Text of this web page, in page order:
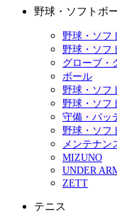
野球・ソフトボ
野球・ソフ
野球・ソフ
グローブ・
ボール
野球・ソフ
野球・ソフ
守備・バッ
野球・ソフ
メンテナン
MIZUNO
UNDER
ZETT
テニス